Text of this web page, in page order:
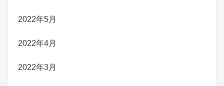
2022年5月
2022年4月
2022年3月